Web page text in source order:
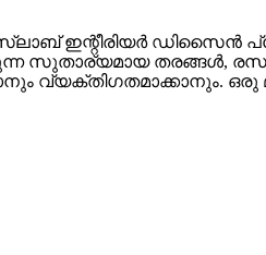
സ്ലാബ് ഇന്റീരിയർ
കഴിയുന്ന സുതാര്യമായ
വ്യക്തിഗതമാക്കാനും.